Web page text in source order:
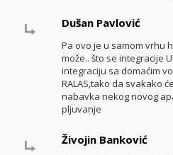
Dušan Pavlović
Pa ovo je u samom vrhu
može.. što se integracije
integraciju sa domaćim
RALAS,tako da svakako
nabavka nekog novog
pljuvanje
Živojin Banković